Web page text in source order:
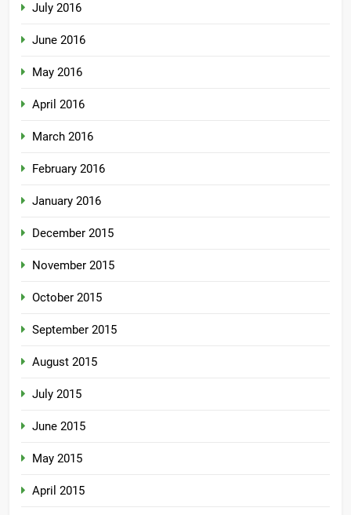
July 2016
June 2016
May 2016
April 2016
March 2016
February 2016
January 2016
December 2015
November 2015
October 2015
September 2015
August 2015
July 2015
June 2015
May 2015
April 2015